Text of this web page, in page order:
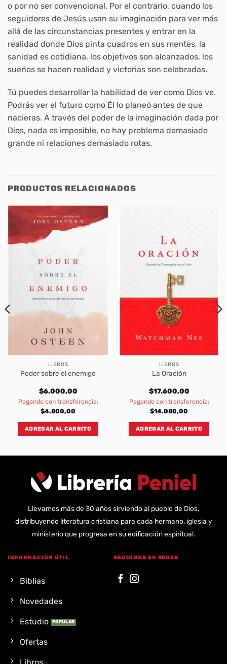
o por no ser convencional. Por el contrario, cuando los
seguidores de Jesús usan su imaginación para ver más
allá de las circunstancias presentes y entrar en la
realidad donde Dios pinta cuadros en sus mentes, la
sanidad es cotidiana, los objetivos son alcanzados, los
sueños se hacen realidad y victorias son celebradas.
Tú puedes desarrollar la habilidad de ver como Dios ve.
Podrás ver el futuro como Él lo planeó antes de que
nacieras. A través del poder de la imaginación dada por
Dios, nada es imposible, no hay problema demasiado
grande ni relaciones demasiado rotas.
PRODUCTOS RELACIONADOS
LIBROS
Poder sobre el enemigo
$6.000,00
Pagando con transferencia:
$4.800,00
AGREGAR AL CARRITO
LIBROS
La Oración
$17.600,00
Pagando con transferencia:
$14.080,00
AGREGAR AL CARRITO
Llevamos más de 30 años sirviendo al pueblo de Dios,
distribuyendo literatura cristiana para cada hermano, iglesia y
ministerio que progresa en su edificación espiritual.
INFORMACIÓN ÚTIL
Biblias
Novedades
Estudio
Ofertas
SEGUINOS EN REDES